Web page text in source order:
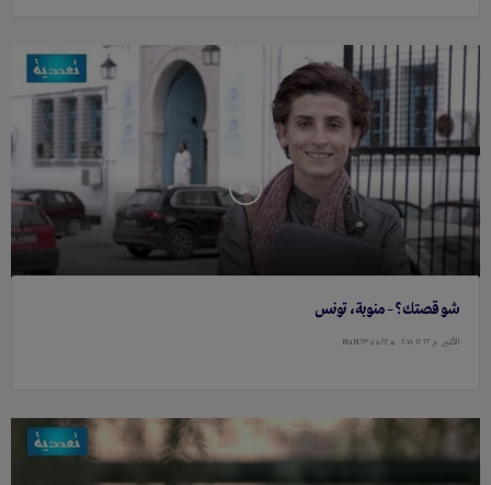
شو قصتك؟ – منوبة، تونس
الأثنين م ٢٢ ١٢ ٢۰١٨ هـ ١٣٥٥/١٢/NaN